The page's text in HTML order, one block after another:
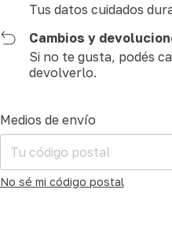
Tus datos cuidados
Cambios y
Si no te gusta, podés
devolverlo.
Entregas para el CP:
Medios de envío
No sé mi código postal